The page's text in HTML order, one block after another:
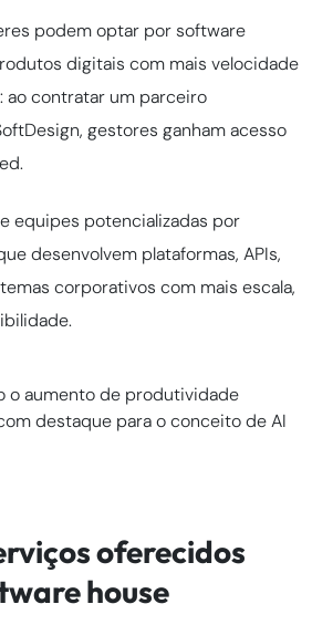
podem optar por software
digitais com mais velocidade
ao contratar um parceiro
gestores ganham acesso
equipes potencializadas por
desenvolvem plataformas, APIs,
corporativos com mais escala,
oferecidos
house